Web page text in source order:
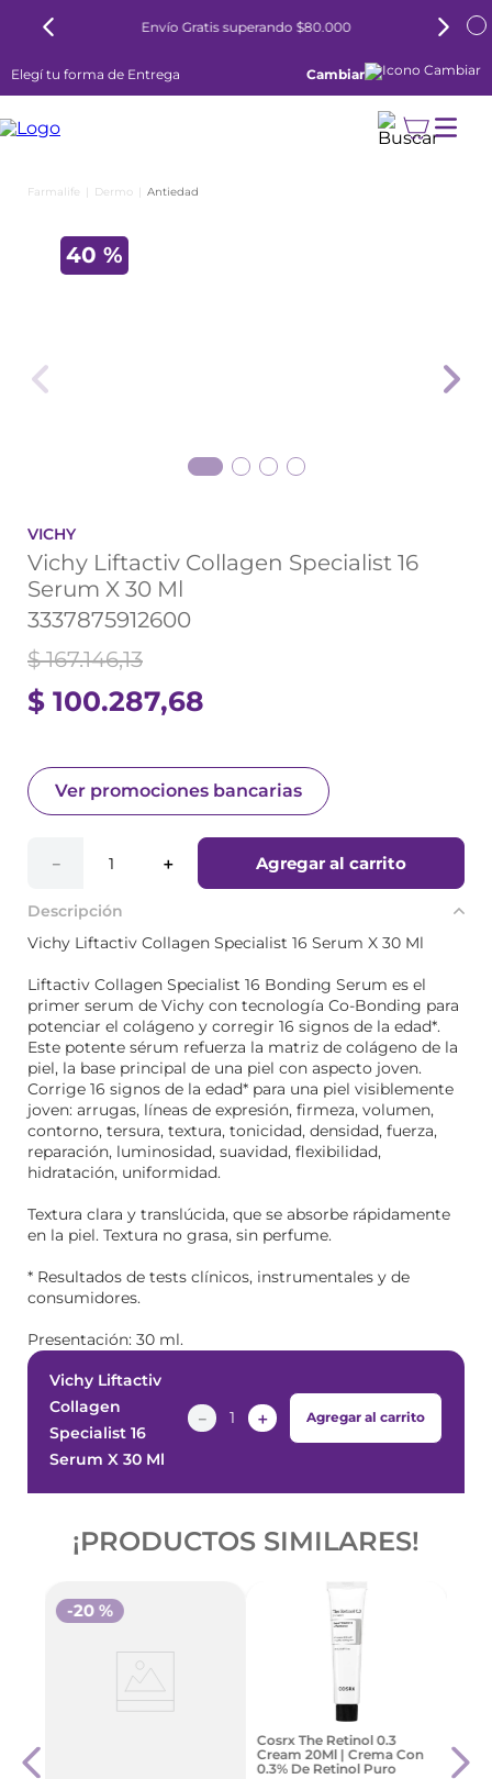
Envío Gratis superando $80.000
Elegí tu forma de Entrega Cambiar
Dermo Antiedad
40 %
VICHY
Vichy Liftactiv Collagen Specialist 16
Serum X 30 Ml
3337875912600
$ 100.287,68
$ 167.146,13
Ver promociones bancarias
＋
－ Agregar al carrito
Descripción
Vichy Liftactiv Collagen Specialist 16 Serum X 30 Ml
Liftactiv Collagen Specialist 16 Bonding Serum es el
primer serum de Vichy con tecnología Co-Bonding para
potenciar el colágeno y corregir 16 signos de la edad*.
Este potente sérum refuerza la matriz de colágeno de la
piel, la base principal de una piel con aspecto joven.
Corrige 16 signos de la edad* para una piel visiblemente
joven: arrugas, líneas de expresión, firmeza, volumen,
contorno, tersura, textura, tonicidad, densidad, fuerza,
reparación, luminosidad, suavidad, flexibilidad,
hidratación, uniformidad.
Textura clara y translúcida, que se absorbe rápidamente
en la piel. Textura no grasa, sin perfume.
* Resultados de tests clínicos, instrumentales y de
consumidores.
Presentación: 30 ml.
Vichy Liftactiv
Collagen
Specialist 16
Serum X 30 Ml
＋
－ Agregar al carrito
¡PRODUCTOS SIMILARES!
-20 %
Cosrx The Retinol 0.3
Cream 20Ml | Crema Con
0.3% De Retinol Puro